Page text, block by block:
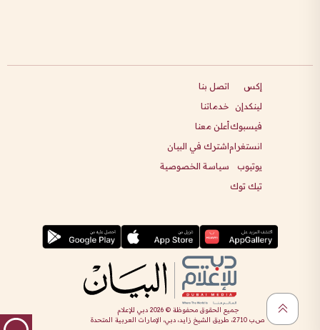
إكس
لينكدإن
فيسبوك
انستغرام
يوتيوب
تيك توك
اتصل بنا
خدماتنا
أعلن معنا
اشترك في البيان
سياسة الخصوصية
جميع الحقوق محفوظة ©2026 دبي للإعلام
ص.ب 2710، طريق الشيخ زايد، دبي، الإمارات العربية المتحدة